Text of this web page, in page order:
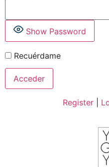
Show Password
Recuérdame
Register|